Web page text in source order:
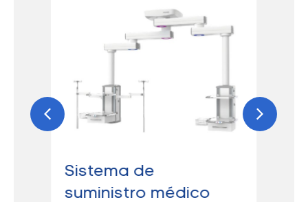
Sistema de
suministro médico